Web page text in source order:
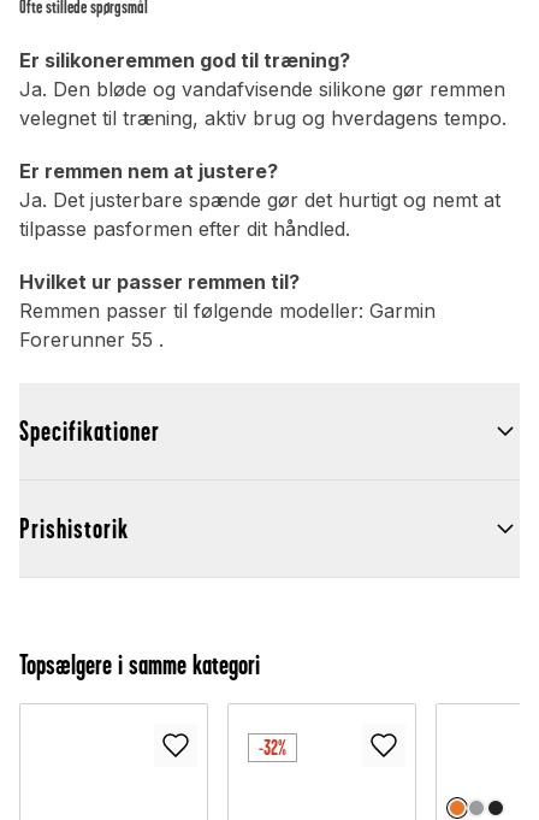
Ofte stillede spørgsmål
Er silikoneremmen god til træning?
Ja. Den bløde og vandafvisende silikone gør remmen
velegnet til træning, aktiv brug og hverdagens tempo.
Er remmen nem at justere?
Ja. Det justerbare spænde gør det hurtigt og nemt at
tilpasse pasformen efter dit håndled.
Hvilket ur passer remmen til?
Remmen passer til følgende modeller: Garmin
Forerunner 55 .
Specifikationer
Prishistorik
Topsælgere i samme kategori
-32%